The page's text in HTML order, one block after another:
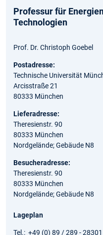
Professur für
Technologien
Prof. Dr. Christoph Goebel
Postadresse:
Technische Universität
Arcisstraße 21
80333 München
Lieferadresse:
Theresienstr. 90
80333 München
Nordgelände; Gebäude N8
Besucheradresse:
Theresienstr. 90
80333 München
Nordgelände; Gebäude N8
Lageplan
Tel.: +49 (0) 89 / 289 - 28301